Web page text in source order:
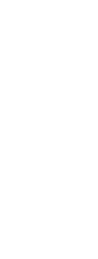
车。她被迫与一名俄